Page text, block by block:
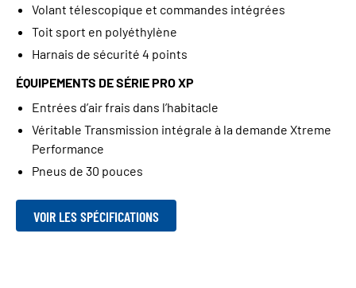
Volant télescopique et commandes intégrées
Toit sport en polyéthylène
Harnais de sécurité 4 points
ÉQUIPEMENTS DE SÉRIE PRO XP
Entrées d’air frais dans l’habitacle
Véritable Transmission intégrale à la demande Xtreme
Performance
Pneus de 30 pouces
VOIR LES SPÉCIFICATIONS